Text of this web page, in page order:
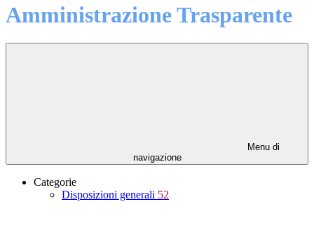
Amministrazione Trasparente
Menu di
navigazione
Categorie
Disposizioni generali 52